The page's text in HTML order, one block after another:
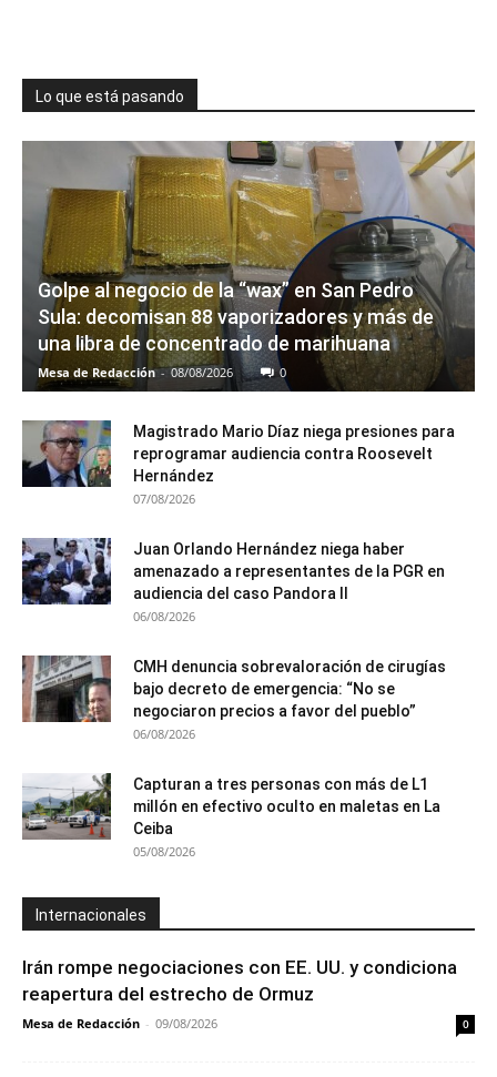
Lo que está pasando
Golpe al negocio de la “wax” en San Pedro
Sula: decomisan 88 vaporizadores y más de
una libra de concentrado de marihuana
Mesa de Redacción - 08/08/2026 0
Magistrado Mario Díaz niega presiones para
reprogramar audiencia contra Roosevelt
Hernández
07/08/2026
Juan Orlando Hernández niega haber
amenazado a representantes de la PGR en
audiencia del caso Pandora II
06/08/2026
CMH denuncia sobrevaloración de cirugías
bajo decreto de emergencia: “No se
negociaron precios a favor del pueblo”
06/08/2026
Capturan a tres personas con más de L1
millón en efectivo oculto en maletas en La
Ceiba
05/08/2026
Internacionales
Irán rompe negociaciones con EE. UU. y condiciona
reapertura del estrecho de Ormuz
Mesa de Redacción - 09/08/2026 0